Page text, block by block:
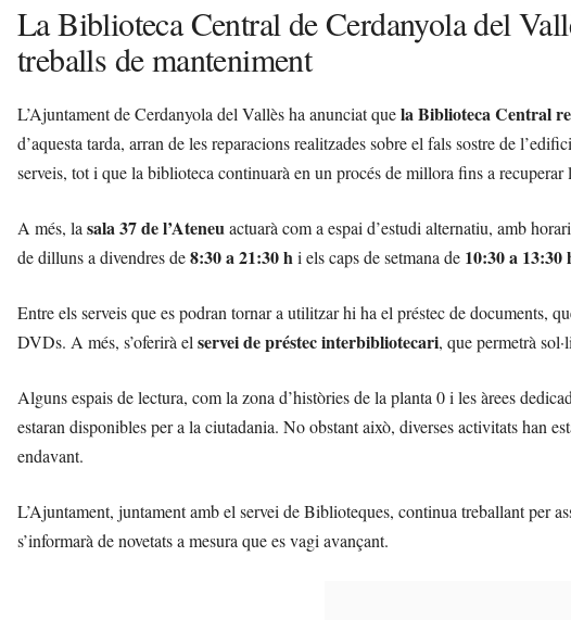
La Biblioteca Central de Cerdanyola del
treballs de manteniment
L’Ajuntament de Cerdanyola del Vallès ha anunciat quela Biblioteca Central
d’aquesta tarda, arran de les reparacions realitzades sobre el fals sostre de
serveis, tot i que la biblioteca continuarà en un procés de millora fins a
A més, la sala 37 de l’Ateneuactuarà com a espai d’estudi alternatiu, amb
de dilluns a divendres de8:30 a 21:30 hi els caps de setmana de 10:30 a 13:30
Entre els serveis que es podran tornar a utilitzar hi ha el préstec de documents,
DVDs. A més, s’oferirà el servei de préstec interbibliotecari, que permetrà
Alguns espais de lectura, com la zona d’històries de la planta 0 i les àrees
estaran disponibles per a la ciutadania. No obstant això, diverses activitats han
endavant.
L’Ajuntament, juntament amb el servei de Biblioteques, continua treballant per
s’informarà de novetats a mesura que es vagi avançant.